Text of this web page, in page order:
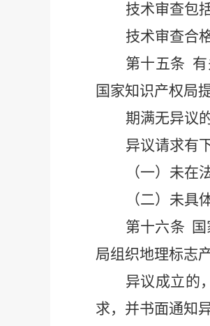
技术审查包
技术审查合
第十五条 有
国家知识产权局
期满无异议
异议请求有
（一）未在
（二）未具
第十六条
局组织地理标志
异议成立的
求，并书面通知